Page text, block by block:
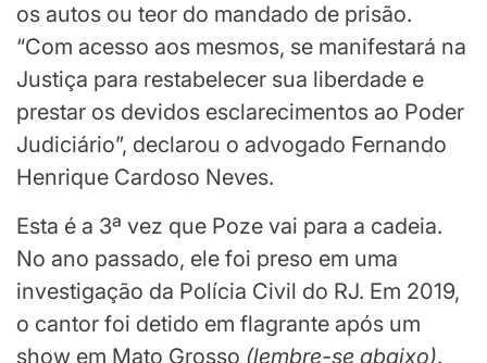
os autos ou teor do mandado de prisão.
“Com acesso aos mesmos, se manifestará na
Justiça para restabelecer sua liberdade e
prestar os devidos esclarecimentos ao Poder
Judiciário”, declarou o advogado Fernando
Henrique Cardoso Neves.
Esta é a 3ª vez que Poze vai para a cadeia.
No ano passado, ele foi preso em uma
investigação da Polícia Civil do RJ. Em 2019,
o cantor foi detido em flagrante após um
show em Mato Grosso (lembre-se abaixo).